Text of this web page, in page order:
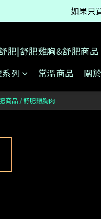
如果只
如果只
如果只
肥|舒肥雞胸&舒肥商品
列
常溫商品 關
商品 /舒肥雞胸肉